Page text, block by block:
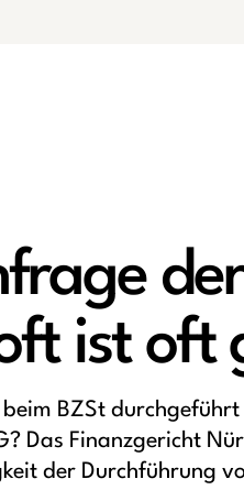
ist oft
BZSt
Das Finanzgericht
der Durchführung